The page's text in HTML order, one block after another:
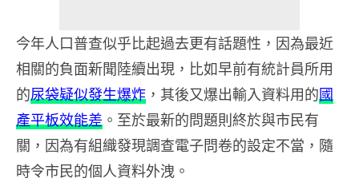
今年人口普查似乎比起過去更有話題性，因為最近
相關的負面新聞陸續出現，比如早前有統計員所用
的尿袋疑似發生爆炸 ，其後又爆出輸入資料用的國
產平板效能差 。至於最新的問題則終於與市民有
關，因為有組織發現調查電子問卷的設定不當，隨
時令市民的個人資料外洩。